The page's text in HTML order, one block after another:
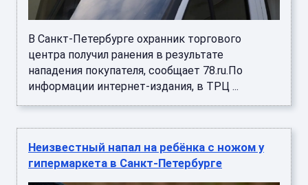
В Санкт-Петербурге охранник торгового
центра получил ранения в результате
нападения покупателя, сообщает 78.ru.По
информации интернет-издания, в ТРЦ ...
Неизвестный напал на ребёнка с ножом у
гипермаркета в Санкт-Петербурге